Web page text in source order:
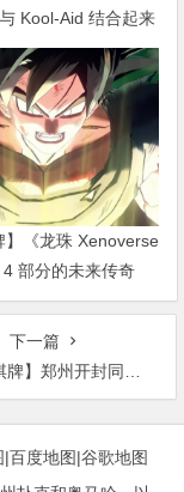
《龙珠 Xenoverse
部分的未来传奇
封同庆鹿晗生日会 肯德基一“鹿”相伴
从免费比赛和